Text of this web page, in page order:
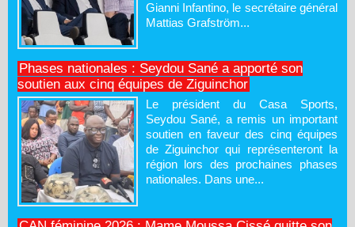
Gianni Infantino, le secrétaire général
Mattias Grafström...
Phases nationales : Seydou Sané a apporté son
soutien aux cinq équipes de Ziguinchor
Le président du Casa Sports,
Seydou Sané, a remis un important
soutien en faveur des cinq équipes
de Ziguinchor qui représenteront la
région lors des prochaines phases
nationales. Dans une...